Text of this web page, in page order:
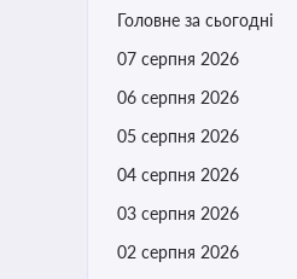
Головне за сьогодні
07 серпня 2026
06 серпня 2026
05 серпня 2026
04 серпня 2026
03 серпня 2026
02 серпня 2026